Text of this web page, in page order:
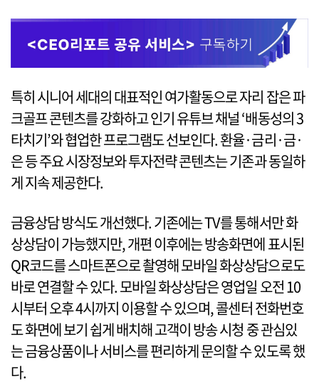
특히 시니어 세대의 대표적인 여가활동으로 자리 잡은 파
크골프 콘텐츠를 강화하고 인기 유튜브 채널 ‘배동성의 3
타치기’와 협업한 프로그램도 선보인다. 환율·금리·금·
은 등 주요 시장정보와 투자전략 콘텐츠는 기존과 동일하
게 지속 제공한다.
금융상담 방식도 개선했다. 기존에는 TV를 통해서만 화
상상담이 가능했지만, 개편 이후에는 방송화면에 표시된
QR코드를 스마트폰으로 촬영해 모바일 화상상담으로도
바로 연결할 수 있다. 모바일 화상상담은 영업일 오전 10
시부터 오후 4시까지 이용할 수 있으며, 콜센터 전화번호
도 화면에 보기 쉽게 배치해 고객이 방송 시청 중 관심있
는 금융상품이나 서비스를 편리하게 문의할 수 있도록 했
다.